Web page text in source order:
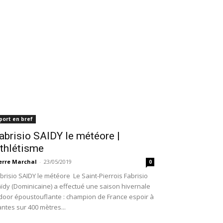
en bref
SAIDY le météore |
Marchal - 23/05/2019 0
SAIDY le météore Le Saint-Pierrois Fabrisio
(Dominicaine) a effectué une saison hivernale
époustouflante : champion de France espoir à
sur 400 mètres...